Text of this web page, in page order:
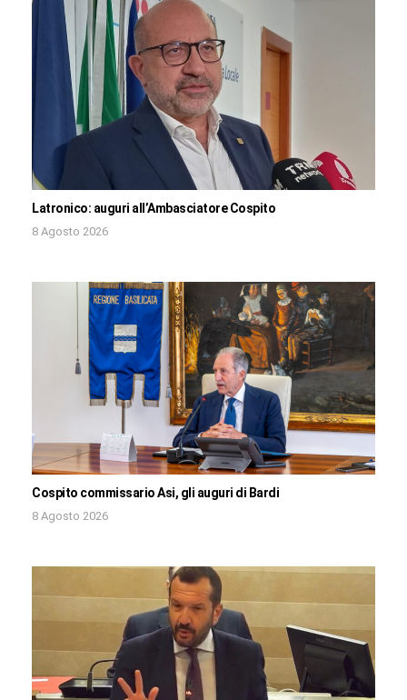
Latronico: auguri all’Ambasciatore Cospito
8 Agosto 2026
Cospito commissario Asi, gli auguri di Bardi
8 Agosto 2026